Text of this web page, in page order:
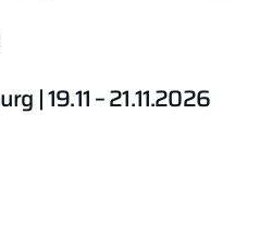
| 19.11 – 21.11.2026